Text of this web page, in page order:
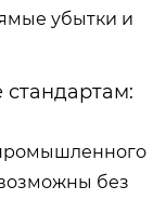
убытки и
стандартам:
без